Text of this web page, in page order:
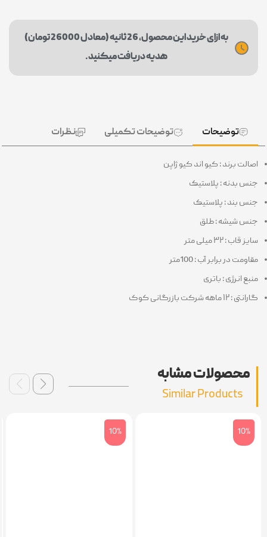
به ازای خرید این محصول، 26 ثانیه (معادل 26000 تومان)
هدیه دریافت میکنید.
توضیحات توضیحات تکمیلی نظرات
اصالت برند : کیو اند کیو ژاپن
جنس بدنه : پلاستیک
جنس بند : پلاستیک
جنس شیشه : طلق
سایز قاب : ۳۲ میلی متر
مقاومت در برابر آب : 100متر
منبع انرژی : باتری
گارانتی : ۱۲ ماهه شرکت بازرگانی کوک
محصولات مشابه
Similar Products
10%
10%